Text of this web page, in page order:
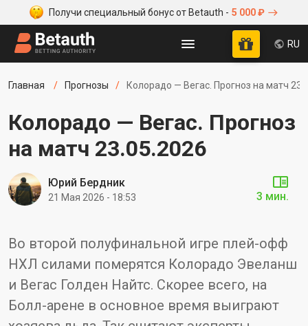
Получи специальный бонус от Betauth - 5 000 ₽
RU
Главная Прогнозы Колорадо — Вегас. Прогноз на матч
Колорадо — Вегас. Прогноз
на матч 23.05.2026
Во второй полуфинальной игре плей-офф
НХЛ силами померятся Колорадо Эвеланш
и Вегас Голден Найтс. Скорее всего, на
Болл-арене в основное время выиграют
Юрий Бердник
21 Мая 2026 - 18:53 3 мин.